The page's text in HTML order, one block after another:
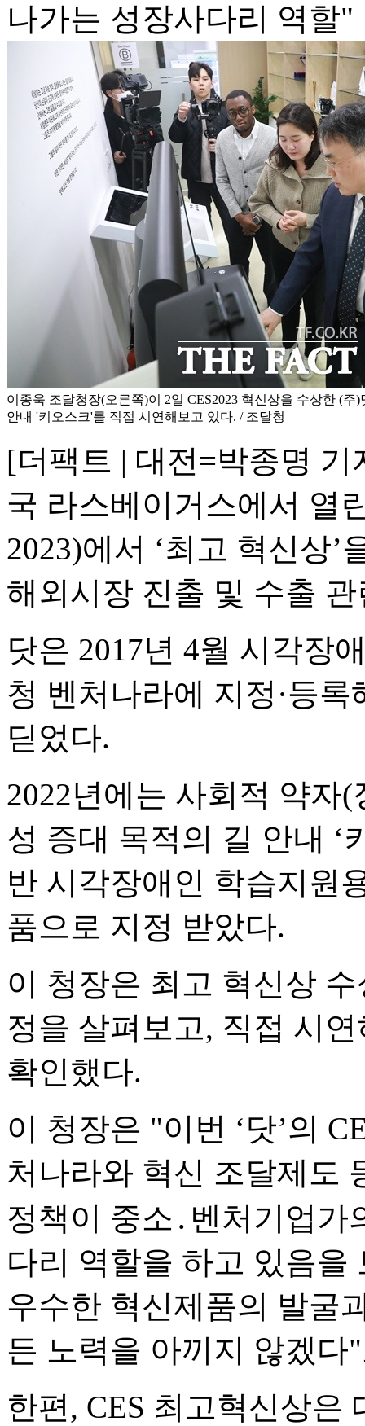
나가는 성장사다리 역할"
이종욱 조달청장(오른쪽)이 2일 CES2023 혁신상을 수상한 (주
안내 '키오스크'를 직접 시연해보고 있다. / 조달청
[더팩트 | 대전=박종명
국 라스베이거스에서 열
2023)에서 ‘최고 혁신상
해외시장 진출 및 수출
닷은 2017년 4월 시각장
청 벤처나라에 지정·등
딛었다.
2022년에는 사회적 약자
성 증대 목적의 길 안내 ‘
반 시각장애인 학습지원
품으로 지정 받았다.
이 청장은 최고 혁신상
정을 살펴보고, 직접 시
확인했다.
이 청장은 "이번 ‘닷’의
처나라와 혁신 조달제도
정책이 중소․벤처기업가
다리 역할을 하고 있음
우수한 혁신제품의 발굴
든 노력을 아끼지 않겠다
한편, CES 최고혁신상은